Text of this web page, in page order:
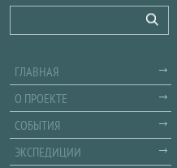
ГЛАВНАЯ
О ПРОЕКТЕ
СОБЫТИЯ
ЭКСПЕДИЦИИ